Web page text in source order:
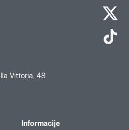
Vittoria, 48
Informacije